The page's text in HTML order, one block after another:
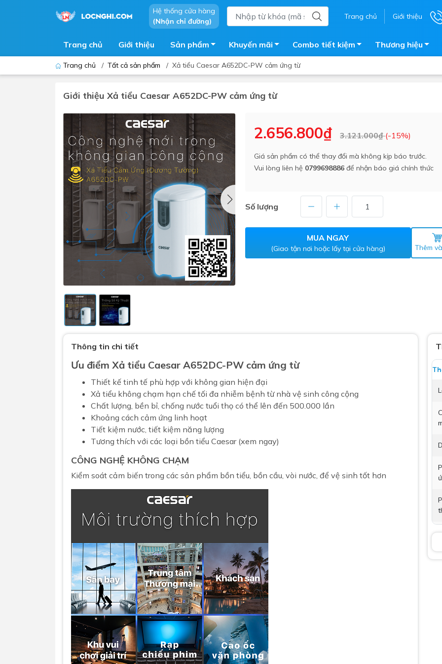
Hệ thống cửa hàng
(Nhận chỉ đường)
Trang chủ Giới thiệu
Trang chủ Giới thiệu Sản phẩm
Thiết bị nhà tiểu
Lavabo - Chậu rửa mặt
Vòi lavabo
Vòi chậu - vòi hồ - vòi gắn tường
Máy sấy tay
Lavabo tủ - Lavabo kính
Phòng tắm kính
Sen tắm đứng
Vòi sen tắm
Máy tắm nước nóng điện
Phụ kiện nhà tắm
Chậu giặt
Sen tắm âm tường
Sen tắm
trời
Bồn bảo ôn
Bồn nhựa tự hoại
Vòi pha nóng lạnh
Vật tư
Máy nước nóng gián tiếp
Phụ kiện nhà vệ sinh
Gương nhà vệ sinh - nhà tắm
Máy sấy tay
Nắp bồn cầu
Nắp điện tử
Combo bồn cầu nhà trọ giá rẻ
Combo thiết bị vệ sinh chính hãng
Combo Máy nước nóng năng lượng
mặt trời
Combo thiết bị vệ sinh cao cấp
Khuyến mãi Combo tiết kiệm Thương hiệu
Trang chủ / Tất cả sản phẩm / Xả tiểu Caesar A652DC-PW cảm ứng từ
Giới thiệu Xả tiểu Caesar A652DC-PW cảm ứng từ
2.656.800₫ 3.121.000₫(-15%)
Giá sản phẩm có thể thay đổi mà không kịp báo trước.
Vui lòng liên hệ 0799698886 để nhận báo giá chính thức
Số lượng
MUA NGAY
(Giao tận nơi hoặc lấy tại cửa hàng) Thêm
Thông tin chi tiết
Ưu điểm Xả tiểu Caesar A652DC-PW cảm ứng từ
Thiết kế tinh tế phù hợp với không gian hiện đại
Xả tiểu không chạm hạn chế tối đa nhiễm bệnh từ nhà vệ sinh công cộng
Chất lượng, bền bỉ, chống nước tuổi thọ có thể lên đến 500.000 lần
Khoảng cách cảm ứng linh hoạt
Tiết kiệm nước, tiết kiệm năng lượng
Tương thích với các loại bồn tiểu Caesar (xem ngay)
CÔNG NGHỆ KHÔNG CHẠM
Kiểm soát cảm biến trong các sản phẩm bồn tiểu, bồn cầu, vòi nước, để vệ sinh tốt hơn